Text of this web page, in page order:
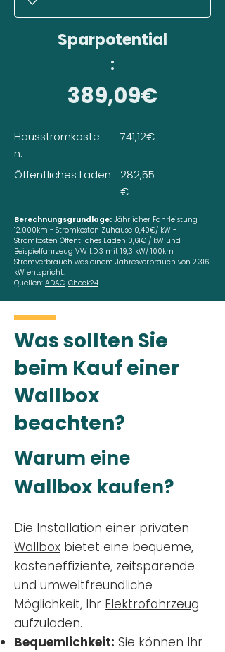
Sparpotential
:
389,09€
Hausstromkoste
n:
Öffentliches Laden:
741,12€
282,55
€
Berechnungsgrundlage: Jährlicher Fahrleistung
12.000km - Stromkosten Zuhause 0,40€/ kW -
Stromkosten Öffentliches Laden 0,61€ / kW und
Beispielfahrzeug VW I.D.3 mit 19,3 kW/ 100km
Stromverbrauch was einem Jahresverbrauch von 2.316
kW entspricht.
Quellen: ADAC, Check24
Was sollten Sie
beim Kauf einer
Wallbox
beachten?
Warum eine
Wallbox kaufen?
Die Installation einer privaten
Wallbox bietet eine bequeme,
kosteneffiziente, zeitsparende
und umweltfreundliche
Möglichkeit, Ihr Elektrofahrzeug
aufzuladen.
Bequemlichkeit: Sie können Ihr